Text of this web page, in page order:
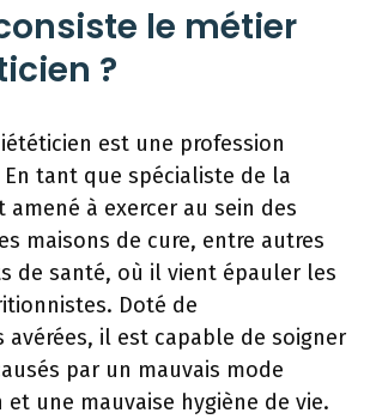
le métier
?
est une profession
En tant que spécialiste de la
à exercer au sein des
maisons de cure, entre autres
de santé, où il vient épauler les
Doté de
avérées, il est capable de soigner
par un mauvais mode
et une mauvaise hygiène de vie.